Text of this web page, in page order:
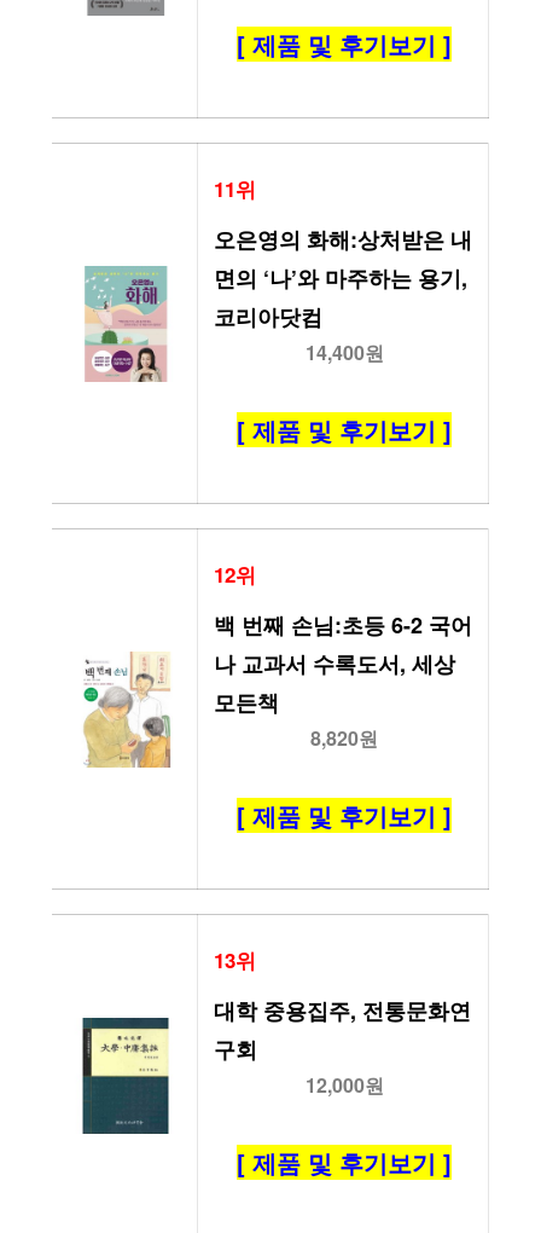
[ 제품 및 후기보기 ]
11위
오은영의 화해:상처받은 내
면의 ‘나’와 마주하는 용기,
코리아닷컴
14,400원
[ 제품 및 후기보기 ]
12위
백 번째 손님:초등 6-2 국어
나 교과서 수록도서, 세상
모든책
8,820원
[ 제품 및 후기보기 ]
13위
대학 중용집주, 전통문화연
구회
12,000원
[ 제품 및 후기보기 ]